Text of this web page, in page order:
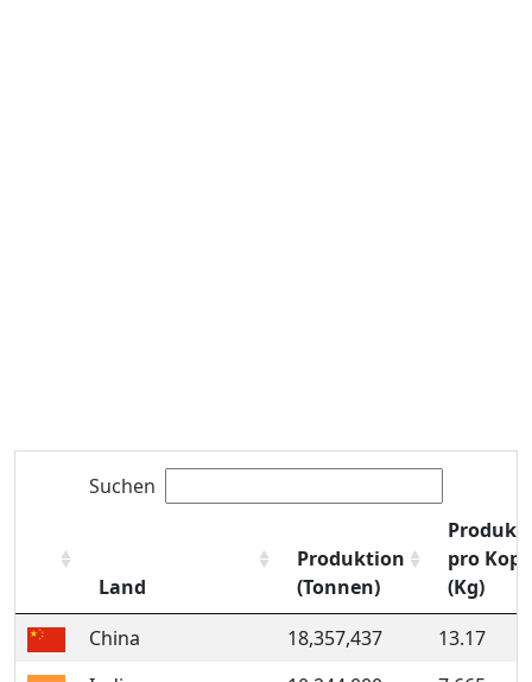
Suchen
Land
Produktion
(Tonnen)
pro Kopf
(Kg)
China
18,357,437
13.17